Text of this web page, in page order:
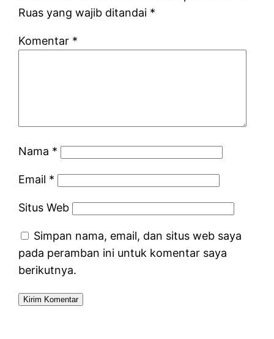
Ruas yang wajib ditandai *
Komentar *
Nama *
Email *
Situs Web
Simpan nama, email, dan situs web saya
pada peramban ini untuk komentar saya
berikutnya.